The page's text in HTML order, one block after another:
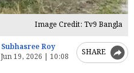
Image Credit: Tv9 Bangla
Subhasree Roy
Jun 19, 2026 | 10:08
SHARE